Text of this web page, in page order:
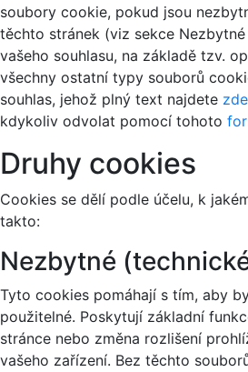
soubory cookie, pokud jsou
těchto stránek (viz sekce
vašeho souhlasu, na základě tzv.
všechny ostatní typy souborů
souhlas, jehož plný text najdete zde
kdykoliv odvolat pomocí tohoto
Druhy cookies
Cookies se dělí podle účelu, k
takto:
Nezbytné
Tyto cookies pomáhají s tím, aby
použitelné. Poskytují základní
stránce nebo změna rozlišení
vašeho zařízení. Bez těchto